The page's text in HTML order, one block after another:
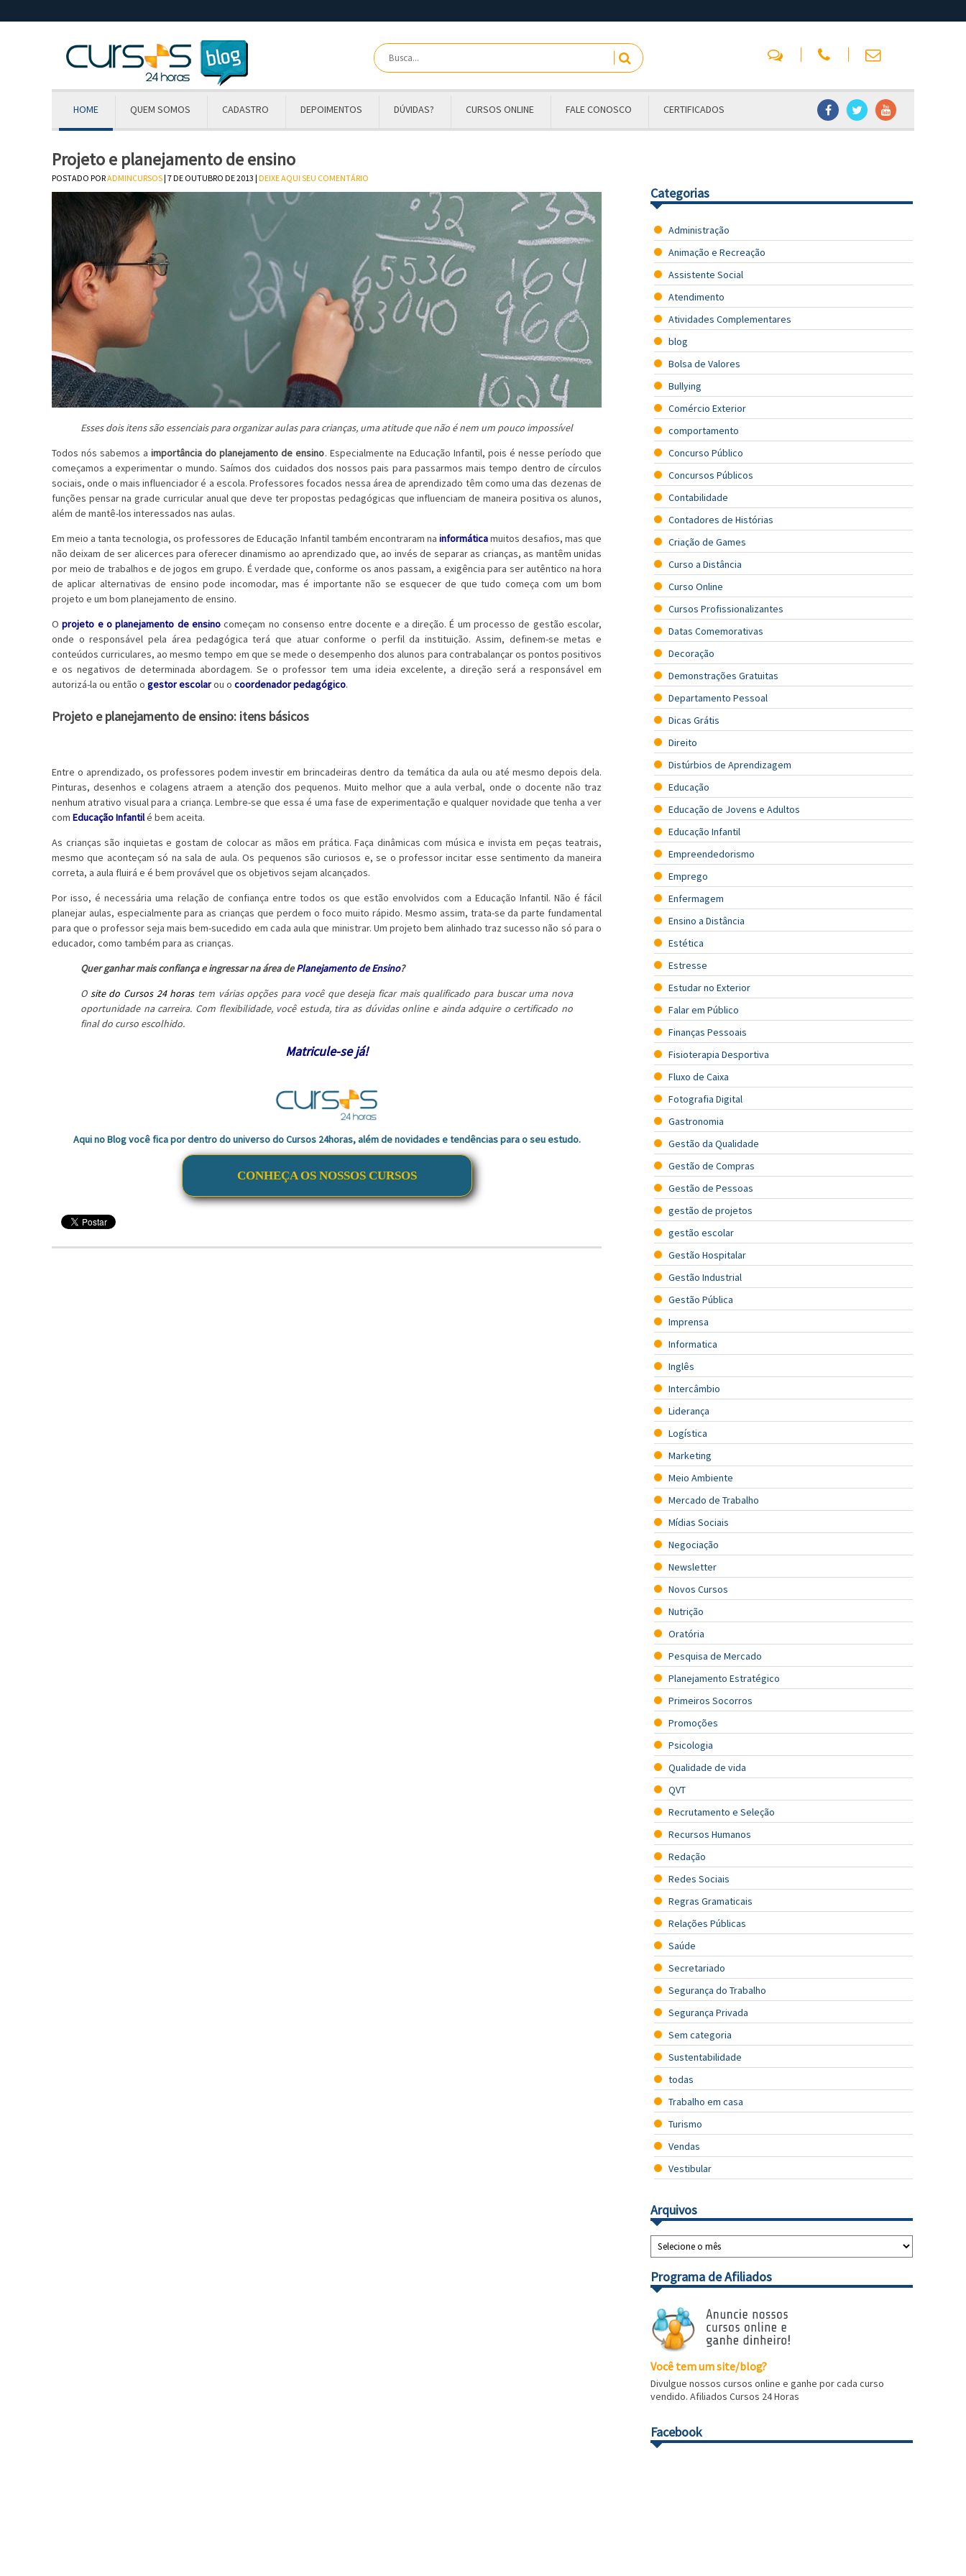
HOME QUEM SOMOS CADASTRO DEPOIMENTOS DÚVIDAS? CURSOS ONLINE FALE CONOSCO CERTIFICADOS
Projeto e planejamento de ensino
POSTADO PORADMINCURSOS| 7 DE OUTUBRO DE 2013 | DEIXE AQUI SEU COMENTÁRIO
Esses dois itens são essenciais para organizar aulas para crianças, uma atitude que não é nem um pouco impossível
Todos nós sabemos aimportância do planejamento de ensino. Especialmente na Educação Infantil, pois é nesse período que
começamos a experimentar o mundo. Saímos dos cuidados dos nossos pais para passarmos mais tempo dentro de círculos
sociais, onde o mais influenciador é a escola. Professores focados nessa área de aprendizado têm como uma das dezenas de
funções pensar na grade curricular anual que deve ter propostas pedagógicas que influenciam de maneira positiva os alunos,
além de mantê-los interessados nas aulas.
Em meio a tanta tecnologia, os professores de Educação Infantil também encontraram na informáticamuitos desafios, mas que
não deixam de ser alicerces para oferecer dinamismo ao aprendizado que, ao invés de separar as crianças, as mantêm unidas
por meio de trabalhos e de jogos em grupo. É verdade que, conforme os anos passam, a exigência para ser autêntico na hora
de aplicar alternativas de ensino pode incomodar, mas é importante não se esquecer de que tudo começa com um bom
projeto e um bom planejamento de ensino.
Oprojeto e o planejamento de ensino começam no consenso entre docente e a direção. É um processo de gestão escolar,
onde o responsável pela área pedagógica terá que atuar conforme o perfil da instituição. Assim, definem-se metas e
conteúdos curriculares, ao mesmo tempo em que se mede o desempenho dos alunos para contrabalançar os pontos positivos
e os negativos de determinada abordagem. Se o professor tem uma ideia excelente, a direção será a responsável em
autorizá-la ou então o gestor escolarou o coordenador pedagógico.
Projeto e planejamento de ensino: itens básicos
Entre o aprendizado, os professores podem investir em brincadeiras dentro da temática da aula ou até mesmo depois dela.
Pinturas, desenhos e colagens atraem a atenção dos pequenos. Muito melhor que a aula verbal, onde o docente não traz
nenhum atrativo visual para a criança. Lembre-se que essa é uma fase de experimentação e qualquer novidade que tenha a ver
com Educação Infantilé bem aceita.
As crianças são inquietas e gostam de colocar as mãos em prática. Faça dinâmicas com música e invista em peças teatrais,
mesmo que aconteçam só na sala de aula. Os pequenos são curiosos e, se o professor incitar esse sentimento da maneira
correta, a aula fluirá e é bem provável que os objetivos sejam alcançados.
Por isso, é necessária uma relação de confiança entre todos os que estão envolvidos com a Educação Infantil. Não é fácil
planejar aulas, especialmente para as crianças que perdem o foco muito rápido. Mesmo assim, trata-se da parte fundamental
para que o professor seja mais bem-sucedido em cada aula que ministrar. Um projeto bem alinhado traz sucesso não só para o
educador, como também para as crianças.
Quer ganhar mais confiança e ingressar na área dePlanejamento de Ensino?
O site do Cursos 24 horastem várias opções para você que deseja ficar mais qualificado para buscar uma nova
oportunidade na carreira. Com flexibilidade, você estuda, tira as dúvidas online e ainda adquire o certificado no
final do curso escolhido.
Matricule-se já!
Aqui no Blog você fica por dentro do universo do Cursos 24horas, além de novidades e tendências para o seu estudo.
CONHEÇA OS NOSSOS CURSOS
Categorias
Administração
Animação e Recreação
Assistente Social
Atendimento
Atividades Complementares
blog
Bolsa de Valores
Bullying
Comércio Exterior
comportamento
Concurso Público
Concursos Públicos
Contabilidade
Contadores de Histórias
Criação de Games
Curso a Distância
Curso Online
Cursos Profissionalizantes
Datas Comemorativas
Decoração
Demonstrações Gratuitas
Departamento Pessoal
Dicas Grátis
Direito
Distúrbios de Aprendizagem
Educação
Educação de Jovens e Adultos
Educação Infantil
Empreendedorismo
Emprego
Enfermagem
Ensino a Distância
Estética
Estresse
Estudar no Exterior
Falar em Público
Finanças Pessoais
Fisioterapia Desportiva
Fluxo de Caixa
Fotografia Digital
Gastronomia
Gestão da Qualidade
Gestão de Compras
Gestão de Pessoas
gestão de projetos
gestão escolar
Gestão Hospitalar
Gestão Industrial
Gestão Pública
Imprensa
Informatica
Inglês
Intercâmbio
Liderança
Logística
Marketing
Meio Ambiente
Mercado de Trabalho
Mídias Sociais
Negociação
Newsletter
Novos Cursos
Nutrição
Oratória
Pesquisa de Mercado
Planejamento Estratégico
Primeiros Socorros
Promoções
Psicologia
Qualidade de vida
QVT
Recrutamento e Seleção
Recursos Humanos
Redação
Redes Sociais
Regras Gramaticais
Relações Públicas
Saúde
Secretariado
Segurança do Trabalho
Segurança Privada
Sem categoria
Sustentabilidade
todas
Trabalho em casa
Turismo
Vendas
Vestibular
Arquivos
Programa de Afiliados
Você tem um site/blog?
Divulgue nossos cursos online e ganhe por cada curso
vendido. Afiliados Cursos 24 Horas
Facebook